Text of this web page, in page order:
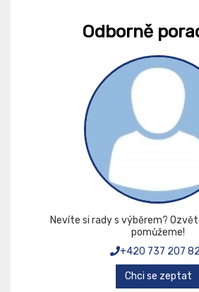
Odborně
Nevíte si rady s výběrem?
pomůžeme!
+420 737 207
Chci se zeptat